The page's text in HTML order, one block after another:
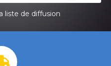
liste de diffusion